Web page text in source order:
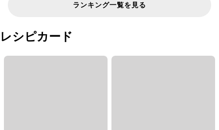
ランキング一覧を見る
レシピカード